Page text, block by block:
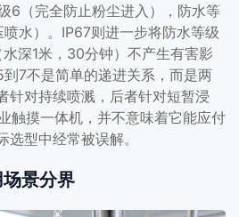
6（完全防止粉尘进入），防水等
水）。IP67则进一步将防水等级
深1米，30分钟）不产生有害影
7不是简单的递进关系，而是两
针对持续喷溅，后者针对短暂浸
触摸一体机，并不意味着它能应付
型中经常被误解。
景分界